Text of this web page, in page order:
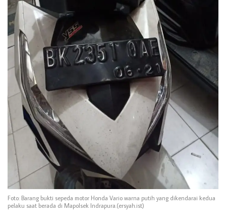
Foto: Barang bukti sepeda motor Honda Vario warna putih yang dikendarai kedua
pelaku saat berada di Mapolsek Indrapura.(ersyah.ist)